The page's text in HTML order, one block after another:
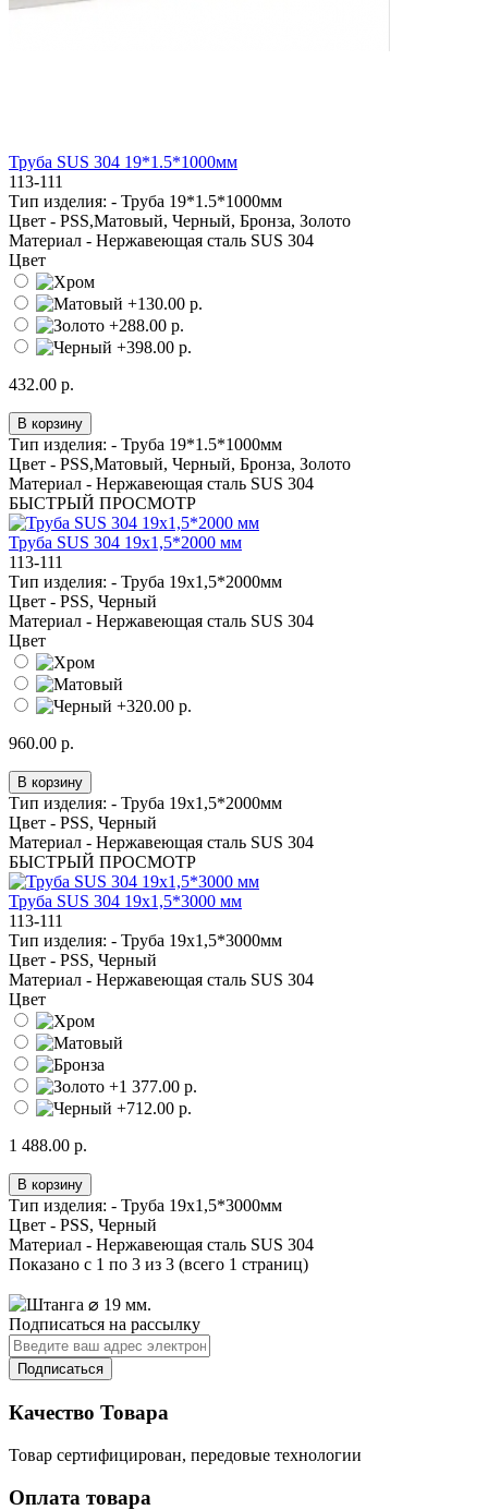
Труба SUS 304 19*1.5*1000мм
113-111
Тип изделия: - Труба 19*1.5*1000мм
Цвет - PSS,Матовый, Черный, Бронза, Золото
Материал - Нержавеющая сталь SUS 304
Цвет
432.00 р.
В корзину
Тип изделия: - Труба 19*1.5*1000мм
Цвет - PSS,Матовый, Черный, Бронза, Золото
Материал - Нержавеющая сталь SUS 304
БЫСТРЫЙ ПРОСМОТР
Труба SUS 304 19х1,5*2000 мм
113-111
Тип изделия: - Труба 19х1,5*2000мм
Цвет - PSS, Черный
Материал - Нержавеющая сталь SUS 304
Цвет
960.00 р.
В корзину
Тип изделия: - Труба 19х1,5*2000мм
Цвет - PSS, Черный
Материал - Нержавеющая сталь SUS 304
БЫСТРЫЙ ПРОСМОТР
Труба SUS 304 19х1,5*3000 мм
113-111
Тип изделия: - Труба 19х1,5*3000мм
Цвет - PSS, Черный
Материал - Нержавеющая сталь SUS 304
Цвет
1 488.00 р.
В корзину
Тип изделия: - Труба 19х1,5*3000мм
Цвет - PSS, Черный
Материал - Нержавеющая сталь SUS 304
Показано с 1 по 3 из 3 (всего 1 страниц)
Подписаться на рассылку
Подписаться
Качество Товара
Товар сертифицирован, передовые технологии
Оплата товара